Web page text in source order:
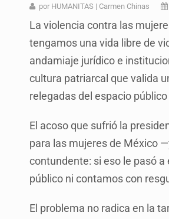
Casa
Anuncian
Créditos
Tiene
Vecinos
Comité de
por HUMANITAS | Carmen Chinas
La violencia contra las
tengamos una vida libre de
andamiaje jurídico e
cultura patriarcal que valida
relegadas del espacio
El acoso que sufrió la
para las mujeres de México
contundente: si eso le pasó
público ni contamos con
El problema no radica en la